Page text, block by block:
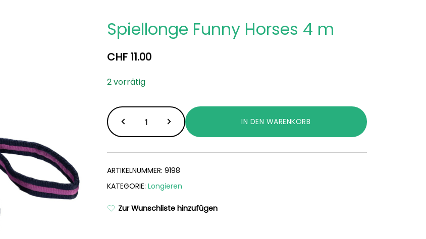
Spiellonge Funny Horses 4 m
CHF 11.00
2 vorrätig
Spiellonge
Funny
Horses
4
m
IN DEN WARENKORB
ARTIKELNUMMER: 9198
KATEGORIE: Longieren
Zur Wunschliste hinzufügen